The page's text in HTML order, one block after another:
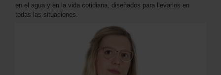
en el agua y en la vida cotidiana, diseñados para llevarlos en
todas las situaciones.